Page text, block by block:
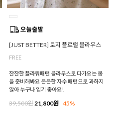
[JUST BETTER] 로지 플로럴 블라우스
FREE
잔잔한 플라워패턴 블라우스로 다가오는 봄
을 준비해봐요 은은한 자수 패턴으로 과하지
않아 누구나 입기 좋아요!
39,500원21,800원 45%